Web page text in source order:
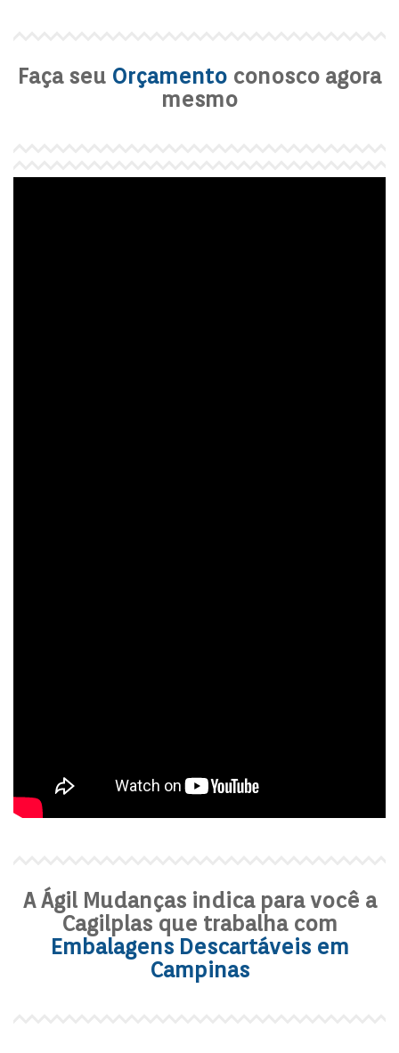
Faça seu Orçamento conosco agora
mesmo
A Ágil Mudanças indica para você a
Cagilplas que trabalha com
Embalagens Descartáveis em
Campinas